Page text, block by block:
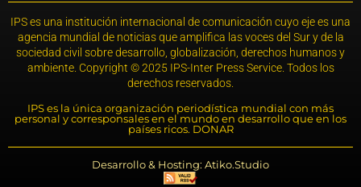
IPS es una institución internacional de comunicación cuyo eje es una
agencia mundial de noticias que amplifica las voces del Sur y de la
sociedad civil sobre desarrollo, globalización, derechos humanos y
ambiente. Copyright © 2025 IPS-Inter Press Service. Todos los
derechos reservados.
IPS es la única organización periodística mundial con más
personal y corresponsales en el mundo en desarrollo que en los
países ricos. DONAR
Desarrollo & Hosting: Atiko.Studio